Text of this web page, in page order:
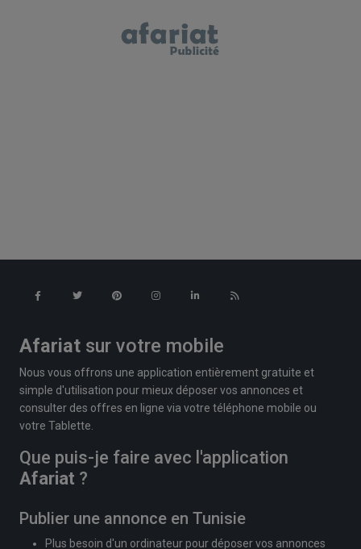
Afariat sur votre mobile
Nous vous offrons une application entièrement gratuite et
simple d'utilisation pour mieux déposer vos annonces et
consulter des offres en ligne via votre téléphone mobile ou
votre Tablette.
Que puis-je faire avec l'application
Afariat ?
Publier une annonce en Tunisie
Plus besoin d'un ordinateur pour déposer vos annonces